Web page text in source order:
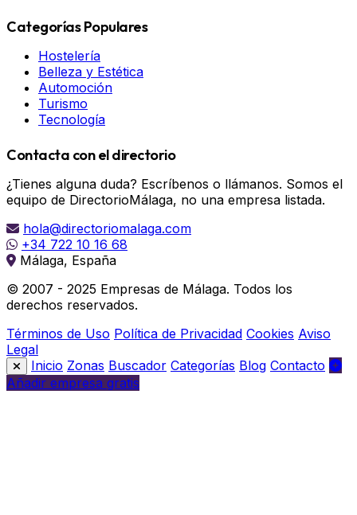
Categorías Populares
Hostelería
Belleza y Estética
Automoción
Turismo
Tecnología
Contacta con el directorio
¿Tienes alguna duda? Escríbenos o llámanos. Somos el
equipo de DirectorioMálaga, no una empresa listada.
hola@directoriomalaga.com
+34 722 10 16 68
Málaga, España
© 2007 - 2025 Empresas de Málaga. Todos los
derechos reservados.
Términos de Uso Política de Privacidad Cookies Aviso
Legal
Inicio Zonas Buscador Categorías Blog Contacto
Añadir empresa gratis